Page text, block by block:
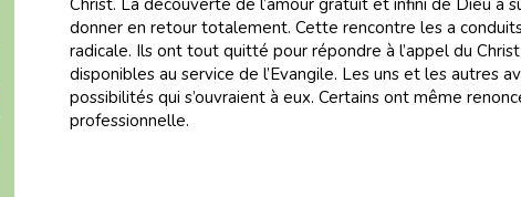
Christ. La découverte de l’amour gratuit et infini de Dieu a
donner en retour totalement. Cette rencontre les a
radicale. Ils ont tout quitté pour répondre à l’appel du
disponibles au service de l’Evangile. Les uns et les autres
possibilités qui s’ouvraient à eux. Certains ont même
professionnelle.